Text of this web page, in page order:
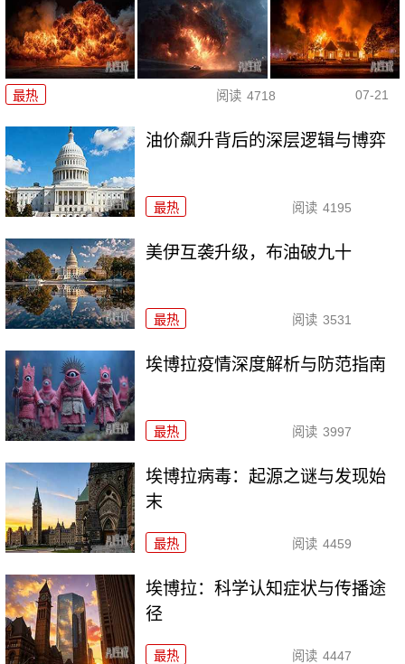
最热 阅读 4718 07-21
油价飙升背后的深层逻辑与博弈
最热 阅读 4195
美伊互袭升级，布油破九十
最热 阅读 3531
埃博拉疫情深度解析与防范指南
最热 阅读 3997
埃博拉病毒：起源之谜与发现始
末
最热 阅读 4459
埃博拉：科学认知症状与传播途
径
最热 阅读 4447